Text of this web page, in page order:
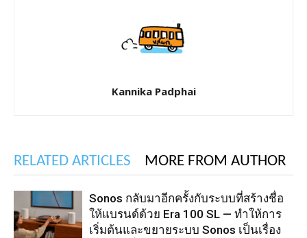
Kannika Padphai
RELATED ARTICLES MORE FROM AUTHOR
Sonos กลับมาอีกครั้งกับระบบที่สร้างชื่อ
ให้แบรนด์ด้วย Era 100 SL — ทำให้การ
เริ่มต้นและขยายระบบ Sonos เป็นเรื่อง